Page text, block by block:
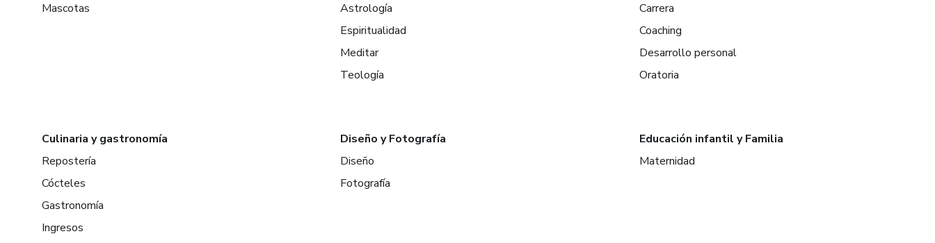
Mascotas
Astrología
Espiritualidad
Meditar
Teología
Carrera
Coaching
Desarrollo personal
Oratoria
Culinaria y gastronomía
Repostería
Cócteles
Gastronomía
Ingresos
Diseño y Fotografía
Diseño
Fotografía
Educación infantil y Familia
Maternidad